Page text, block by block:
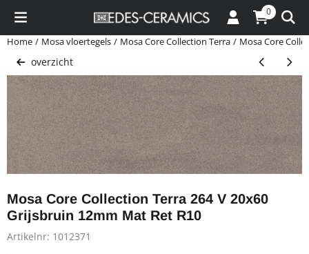
0
Home / Mosa vloertegels / Mosa Core Collection Terra / Mosa Core
overzicht
Mosa Core Collection Terra 264 V 20x60
Grijsbruin 12mm Mat Ret R10
Artikelnr: 1012371